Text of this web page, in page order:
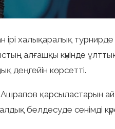
ірі халықаралық
алғашқы күнінде
деңгейін көрсетті.
Ашрапов қарсыластарын
белдесуде сенімді